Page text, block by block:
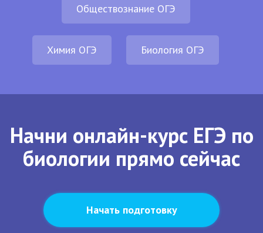
Обществознание ОГЭ
Химия ОГЭ Биология ОГЭ
Начни онлайн-курс ЕГЭ по
биологии прямо сейчас
Начать подготовку